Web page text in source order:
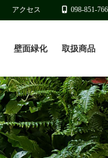
アクセス 098-851-
壁面緑化 取扱商品